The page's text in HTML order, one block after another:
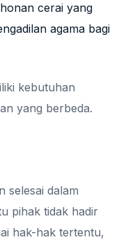
cerai yang
agama bagi
kebutuhan
yang berbeda.
selesai dalam
pihak tidak hadir
hak-hak tertentu,